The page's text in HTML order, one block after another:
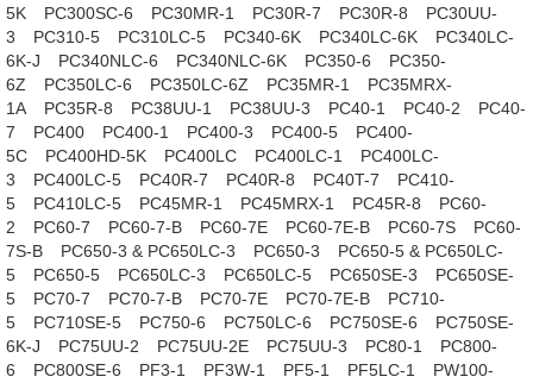
5K
PC300SC-6 PC30MR-1 PC30R-7 PC30R-8
PC30UU-
3
PC310-5 PC310LC-5 PC340-6K PC340LC-6K
PC340LC-
6K-J
PC340NLC-6 PC340NLC-6K PC350-6
PC350-
6Z
PC350LC-6 PC350LC-6Z PC35MR-1
PC35MRX-
1A
PC35R-8 PC38UU-1 PC38UU-3 PC40-1 PC40-2
PC40-
7
PC400 PC400-1 PC400-3 PC400-5
PC400-
5C
PC400HD-5K PC400LC PC400LC-1
PC400LC-
3
PC400LC-5 PC40R-7 PC40R-8 PC40T-7
PC410-
5
PC410LC-5 PC45MR-1 PC45MRX-1 PC45R-8
PC60-
2
PC60-7 PC60-7-B PC60-7E PC60-7E-B PC60-7S
PC60-
7S-B
PC650-3 & PC650LC-3 PC650-3
PC650-5 & PC650LC-
5
PC650-5 PC650LC-3 PC650LC-5 PC650SE-3
PC650SE-
5
PC70-7 PC70-7-B PC70-7E PC70-7E-B
PC710-
5
PC710SE-5 PC750-6 PC750LC-6 PC750SE-6
PC750SE-
6K-J
PC75UU-2 PC75UU-2E PC75UU-3 PC80-1
PC800-
6
PC800SE-6 PF3-1 PF3W-1 PF5-1 PF5LC-1
PW100-